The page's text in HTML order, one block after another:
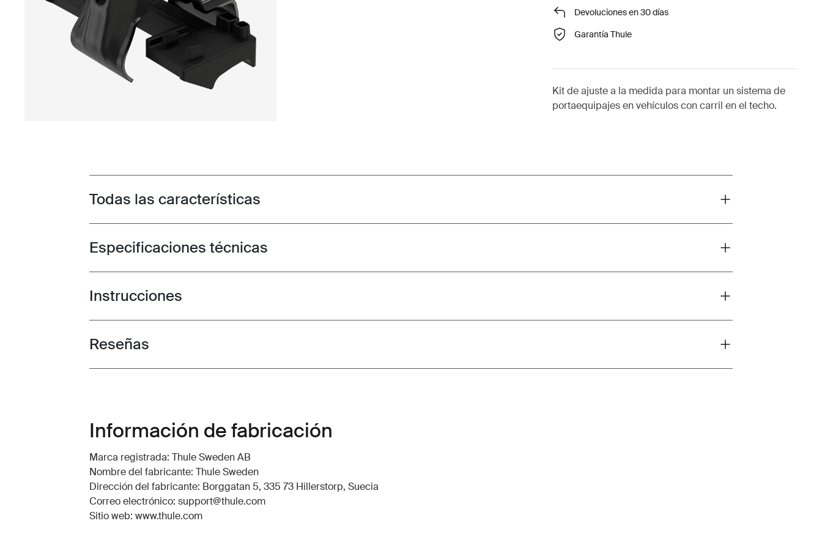
Devoluciones en 30 días
Garantía Thule
Kit de ajuste a la medida para montar un sistema de
portaequipajes en vehículos con carril en el techo.
Toggle features
Todas las características
Toggle techspec
Especificaciones técnicas
Toggle guides and instructions
Instrucciones
Toggle overview
Reseñas
Información de fabricación
Marca registrada: Thule Sweden AB
Nombre del fabricante: Thule Sweden
Dirección del fabricante: Borggatan 5, 335 73 Hillerstorp, Suecia
Correo electrónico: support@thule.com
Sitio web: www.thule.com